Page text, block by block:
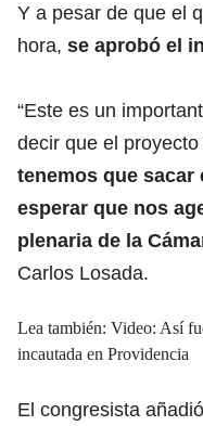
Y a pesar de que el
hora, se aprobó el
“Este es un
decir que el
tenemos que
esperar que nos
plenaria de la
Carlos Losada.
Lea también: Video: Así
incautada en Providencia
El congresista